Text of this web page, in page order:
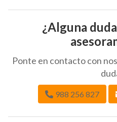
¿Alguna
Ponte en contacto con
988 256 827